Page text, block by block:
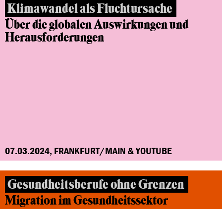
Klimawandel als Fluchtursache
Über die globalen Auswirkungen und
Herausforderungen
07.03.2024, FRANKFURT/MAIN & YOUTUBE
Gesundheitsberufe ohne Grenzen
Migration im Gesundheitssektor